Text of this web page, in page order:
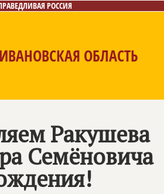
РОССИЯ
ИВАНОВСКАЯ ОБЛАСТЬ
КонтактыРакушева
Семёновича